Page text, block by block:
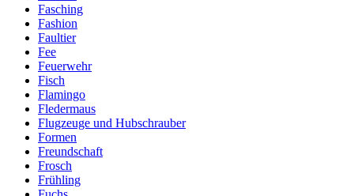
Fasching
Fashion
Faultier
Fee
Feuerwehr
Fisch
Flamingo
Fledermaus
Flugzeuge und Hubschrauber
Formen
Freundschaft
Frosch
Frühling